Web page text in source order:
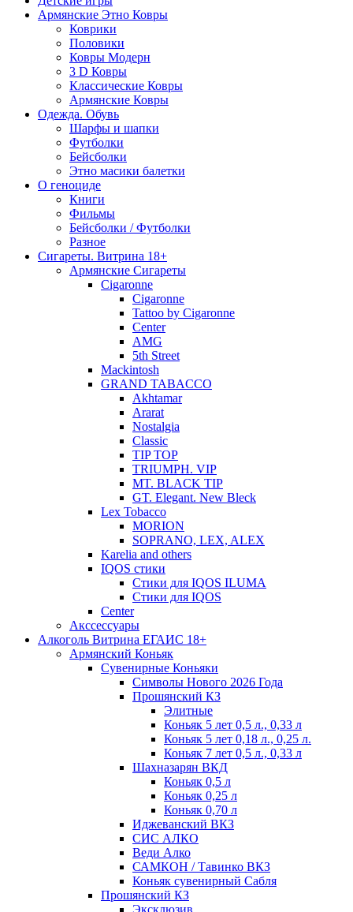
Армянские Этно Ковры
Коврики
Половики
Ковры Модерн
3 D Ковры
Классические Ковры
Армянские Ковры
Одежда. Обувь
Шарфы и шапки
Футболки
Бейсболки
Этно масики балетки
О геноциде
Книги
Фильмы
Бейсболки / Футболки
Разное
Сигареты. Витрина 18+
Армянские Сигареты
Cigaronne
Cigaronne
Tattoo by Cigaronne
Center
AMG
5th Street
Mackintosh
GRAND TABACCO
Akhtamar
Ararat
Nostalgia
Classic
TIP TOP
TRIUMPH. VIP
MT. BLACK TIP
GT. Elegant. New Bleck
Lex Tobacco
MORION
SOPRANO, LEX, ALEX
Karelia and others
IQOS стики
Стики для IQOS ILUMA
Стики для IQOS
Сenter
Акссессуары
Алкоголь Витрина ЕГАИС 18+
Армянский Коньяк
Сувенирные Коньяки
Символы Нового 2026 Года
Прошянский КЗ
Элитные
Коньяк 5 лет 0,5 л., 0,33 л
Коньяк 5 лет 0,18 л., 0,25 л.
Коньяк 7 лет 0,5 л., 0,33 л
Шахназарян ВКД
Коньяк 0,5 л
Коньяк 0,25 л
Коньяк 0,70 л
Иджеванский ВКЗ
СИС АЛКО
Веди Алко
САМКОН / Тавинко ВКЗ
Коньяк сувенирный Сабля
Прошянский КЗ
Эксклюзив